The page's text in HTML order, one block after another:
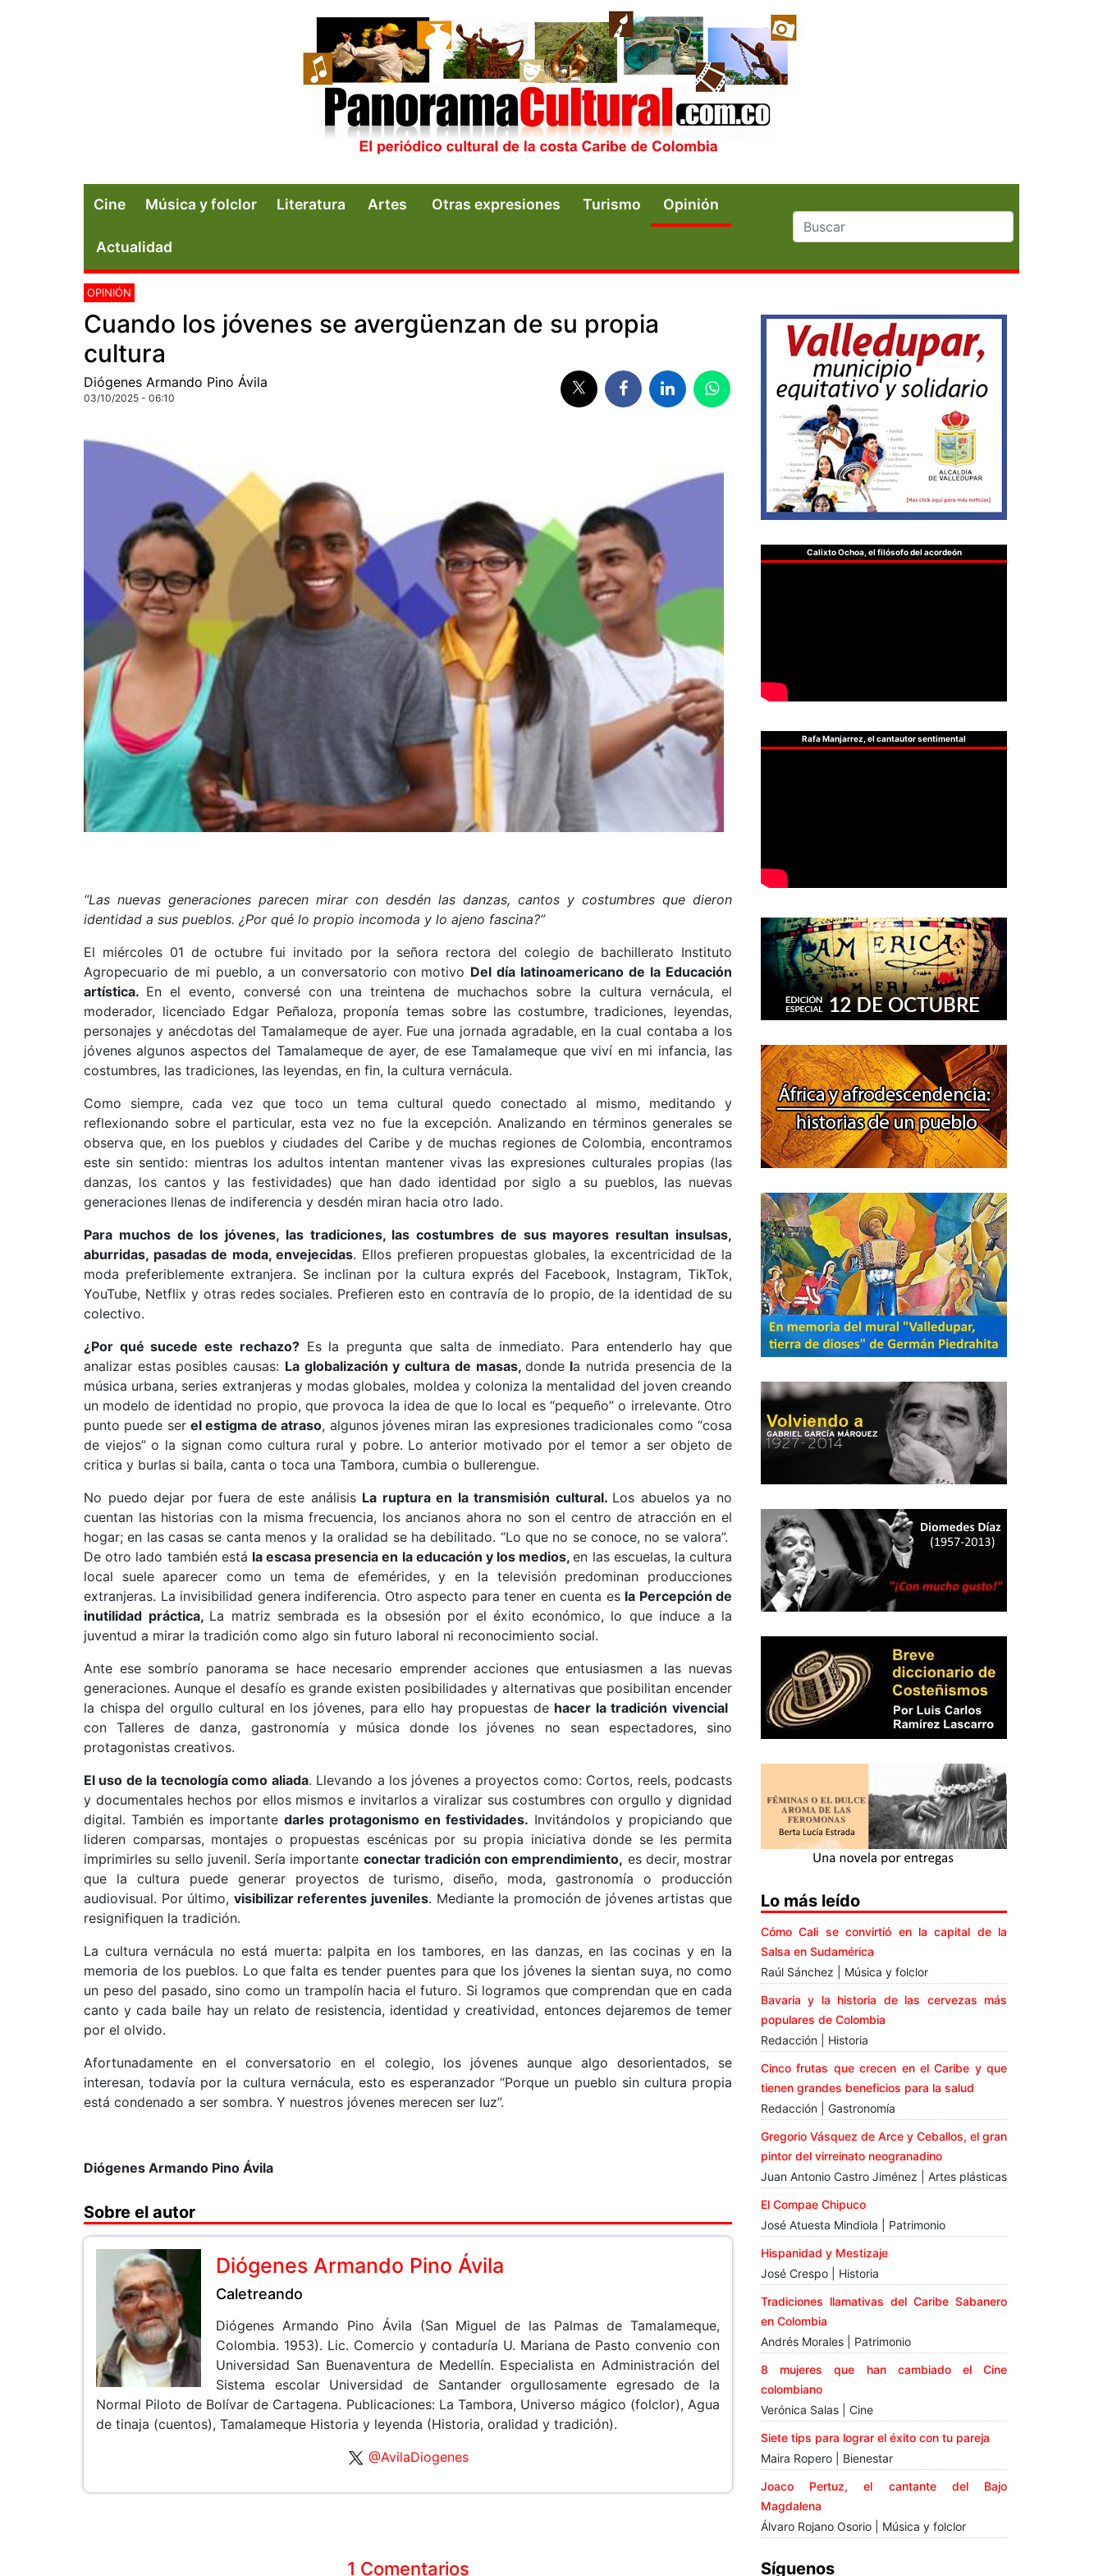
Cine Música y folclor Literatura Artes Otras expresiones Turismo Opinión
Actualidad
OPINIÓN
Cuando los jóvenes se avergüenzan de su propia
cultura
Diógenes Armando Pino Ávila
03/10/2025 - 06:10
“Las nuevas generaciones parecen mirar con desdén las danzas, cantos y costumbres que dieron
identidad a sus pueblos. ¿Por qué lo propio incomoda y lo ajeno fascina?”
El miércoles 01 de octubre fui invitado por la señora rectora del colegio de bachillerato Instituto
Agropecuario de mi pueblo, a un conversatorio con motivo Del día latinoamericano de la Educación
artística. En el evento, conversé con una treintena de muchachos sobre la cultura vernácula, el
moderador, licenciado Edgar Peñaloza, proponía temas sobre las costumbre, tradiciones, leyendas,
personajes y anécdotas del Tamalameque de ayer. Fue una jornada agradable, en la cual contaba a los
jóvenes algunos aspectos del Tamalameque de ayer, de ese Tamalameque que viví en mi infancia, las
costumbres, las tradiciones, las leyendas, en fin, la cultura vernácula.
Como siempre, cada vez que toco un tema cultural quedo conectado al mismo, meditando y
reflexionando sobre el particular, esta vez no fue la excepción. Analizando en términos generales se
observa que, en los pueblos y ciudades del Caribe y de muchas regiones de Colombia, encontramos
este sin sentido: mientras los adultos intentan mantener vivas las expresiones culturales propias (las
danzas, los cantos y las festividades) que han dado identidad por siglo a su pueblos, las nuevas
generaciones llenas de indiferencia y desdén miran hacia otro lado.
Para muchos de los jóvenes, las tradiciones, las costumbres de sus mayores resultan insulsas,
aburridas, pasadas de moda, envejecidas. Ellos prefieren propuestas globales, la excentricidad de la
moda preferiblemente extranjera. Se inclinan por la cultura exprés del Facebook, Instagram, TikTok,
YouTube, Netflix y otras redes sociales. Prefieren esto en contravía de lo propio, de la identidad de su
colectivo.
¿Por qué sucede este rechazo?Es la pregunta que salta de inmediato. Para entenderlo hay que
analizar estas posibles causas: La globalización y cultura de masas,donde la nutrida presencia de la
música urbana, series extranjeras y modas globales, moldea y coloniza la mentalidad del joven creando
un modelo de identidad no propio, que provoca la idea de que lo local es “pequeño” o irrelevante. Otro
punto puede serel estigma de atraso, algunos jóvenes miran las expresiones tradicionales como “cosa
de viejos” o la signan como cultura rural y pobre. Lo anterior motivado por el temor a ser objeto de
critica y burlas si baila, canta o toca una Tambora, cumbia o bullerengue.
No puedo dejar por fuera de este análisis La ruptura en la transmisión cultural. Los abuelos ya no
cuentan las historias con la misma frecuencia, los ancianos ahora no son el centro de atracción en el
hogar; en las casas se canta menos y la oralidad se ha debilitado. “Lo que no se conoce, no se valora”.
De otro lado también está la escasa presencia en la educación y los medios,en las escuelas, la cultura
local suele aparecer como un tema de efemérides, y en la televisión predominan producciones
extranjeras. La invisibilidad genera indiferencia. Otro aspecto para tener en cuenta es la Percepción de
inutilidad práctica, La matriz sembrada es la obsesión por el éxito económico, lo que induce a la
juventud a mirar la tradición como algo sin futuro laboral ni reconocimiento social.
Ante ese sombrío panorama se hace necesario emprender acciones que entusiasmen a las nuevas
generaciones. Aunque el desafío es grande existen posibilidades y alternativas que posibilitan encender
la chispa del orgullo cultural en los jóvenes, para ello hay propuestas de hacer la tradición vivencial
con Talleres de danza, gastronomía y música donde los jóvenes no sean espectadores, sino
protagonistas creativos.
El uso de la tecnología como aliada. Llevando a los jóvenes a proyectos como: Cortos, reels, podcasts
y documentales hechos por ellos mismos e invitarlos a viralizar sus costumbres con orgullo y dignidad
digital. También es importante darles protagonismo en festividades. Invitándolos y propiciando que
lideren comparsas, montajes o propuestas escénicas por su propia iniciativa donde se les permita
imprimirles su sello juvenil. Sería importante conectar tradición con emprendimiento, es decir, mostrar
que la cultura puede generar proyectos de turismo, diseño, moda, gastronomía o producción
audiovisual. Por último, visibilizar referentes juveniles. Mediante la promoción de jóvenes artistas que
resignifiquen la tradición.
La cultura vernácula no está muerta: palpita en los tambores, en las danzas, en las cocinas y en la
memoria de los pueblos. Lo que falta es tender puentes para que los jóvenes la sientan suya, no como
un peso del pasado, sino como un trampolín hacia el futuro. Si logramos que comprendan que en cada
canto y cada baile hay un relato de resistencia, identidad y creatividad, entonces dejaremos de temer
por el olvido.
Afortunadamente en el conversatorio en el colegio, los jóvenes aunque algo desorientados, se
interesan, todavía por la cultura vernácula, esto es esperanzador “Porque un pueblo sin cultura propia
está condenado a ser sombra. Y nuestros jóvenes merecen ser luz”.
Diógenes Armando Pino Ávila
Sobre el autor
Diógenes Armando Pino Ávila
Caletreando
Diógenes Armando Pino Ávila (San Miguel de las Palmas de Tamalameque,
Colombia. 1953). Lic. Comercio y contaduría U. Mariana de Pasto convenio con
Universidad San Buenaventura de Medellín. Especialista en Administración del
Sistema escolar Universidad de Santander orgullosamente egresado de la
Normal Piloto de Bolívar de Cartagena. Publicaciones: La Tambora, Universo mágico (folclor), Agua
de tinaja (cuentos), Tamalameque Historia y leyenda (Historia, oralidad y tradición).
@AvilaDiogenes
1 Comentarios
Calixto Ochoa, el filósofo del acordeón
Rafa Manjarrez, el cantautor sentimental
Lo más leído
Cómo Cali se convirtió en la capital de la
Salsa en Sudamérica
Raúl Sánchez | Música y folclor
Bavaria y la historia de las cervezas más
populares de Colombia
Redacción | Historia
Cinco frutas que crecen en el Caribe y que
tienen grandes beneficios para la salud
Redacción | Gastronomía
Gregorio Vásquez de Arce y Ceballos, el gran
pintor del virreinato neogranadino
Juan Antonio Castro Jiménez | Artes plásticas
El Compae Chipuco
José Atuesta Mindiola | Patrimonio
Hispanidad y Mestizaje
José Crespo | Historia
Tradiciones llamativas del Caribe Sabanero
en Colombia
Andrés Morales | Patrimonio
8 mujeres que han cambiado el Cine
colombiano
Verónica Salas | Cine
Siete tips para lograr el éxito con tu pareja
Maira Ropero | Bienestar
Joaco Pertuz, el cantante del Bajo
Magdalena
Álvaro Rojano Osorio | Música y folclor
Síguenos